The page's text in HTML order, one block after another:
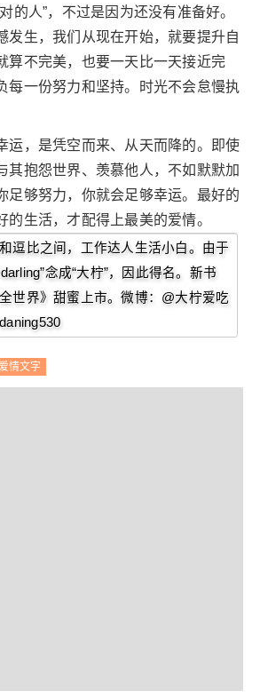
的人”，不过是因为还没有准备好。
发生，我们从现在开始，就要提升自
算不完美，也要一天比一天接近完
每一份努力和坚持。时光不会怠慢执
运，是凭空而来、从天而降的。即使
其抱怨世界、羡慕他人，不如默默加
足够努力，你就会足够幸运。最好的
的生活，才配得上最美的爱情。
逗比之间，工作达人生活小白。由于
念成“大柠”，因此得名。新书
世界》甜蜜上市。微博：@大柠爱吃
爱情文字